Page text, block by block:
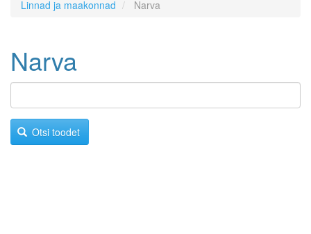
Linnad ja maakonnad Narva
Narva
Otsi toodet